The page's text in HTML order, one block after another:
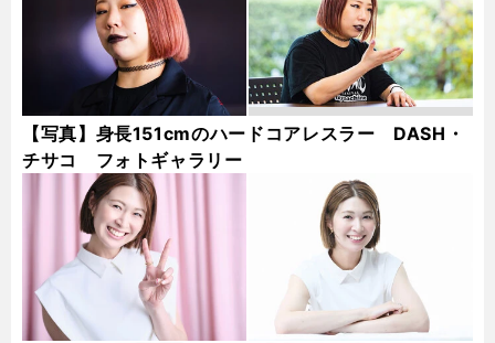
【写真】身長151cmのハードコアレスラー DASH・
チサコ フォトギャラリー